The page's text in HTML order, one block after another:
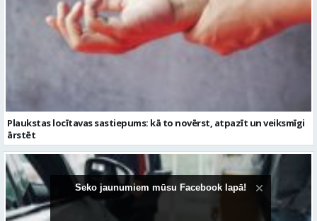
Plaukstas locītavas sastiepums: kā to novērst, atpazīt un veiksmīgi
Seko jaunumiem mūsu Facebook lapā!